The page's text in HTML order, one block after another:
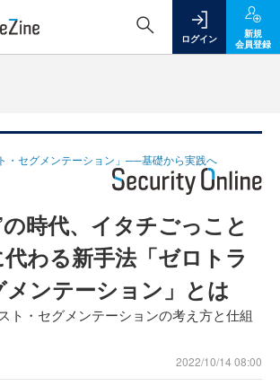
ログイン
新規
会員登録
・セグメンテーション」──基礎から実践へ
時代、イタチごっこと
わる新手法「ゼロトラ
ンテーション」とは
ト・セグメンテーションの考え方と仕組
2022/10/14 08:00